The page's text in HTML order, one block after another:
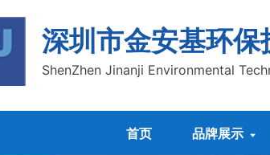
深圳市金安基环保
ShenZhen Jinanji Environmental
首页 品牌展示 